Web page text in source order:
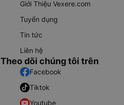
Giới Thiệu Vexere.com
Tuyển dụng
Tin tức
Liên hệ
Theo dõi chúng tôi trên
Facebook
Tiktok
Youtube